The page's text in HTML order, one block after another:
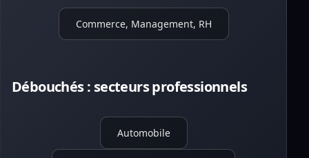
Commerce, Management, RH
Débouchés : secteurs professionnels
Automobile